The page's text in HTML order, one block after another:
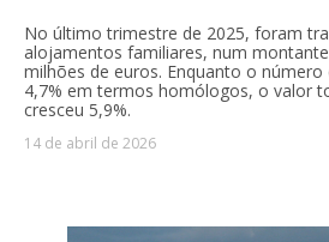
No último trimestre de 2025, foram
alojamentos familiares, num
milhões de euros. Enquanto o
4,7% em termos homólogos, o valor
cresceu 5,9%.
14 de abril de 2026